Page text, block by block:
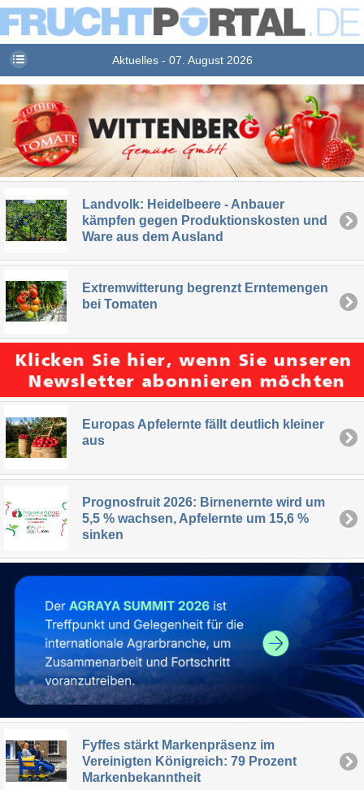
Aktuelles - 07. August 2026
Landvolk: Heidelbeere - Anbauer
kämpfen gegen Produktionskosten und
Ware aus dem Ausland
Extremwitterung begrenzt Erntemengen
bei Tomaten
Europas Apfelernte fällt deutlich kleiner
aus
Prognosfruit 2026: Birnenernte wird um
5,5 % wachsen, Apfelernte um 15,6 %
sinken
Fyffes stärkt Markenpräsenz im
Vereinigten Königreich: 79 Prozent
Markenbekanntheit